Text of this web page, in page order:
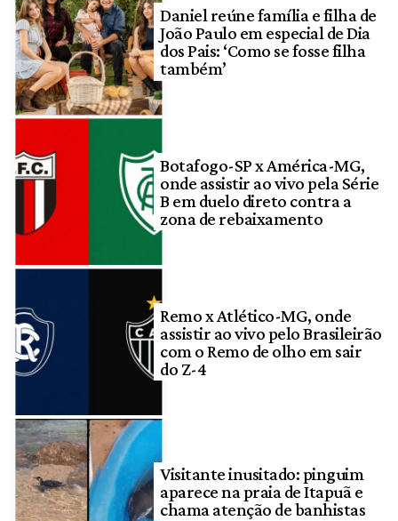
Daniel reúne família e filha de
João Paulo em especial de Dia
dos Pais: ‘Como se fosse filha
também’
Botafogo-SP x América-MG,
onde assistir ao vivo pela Série
B em duelo direto contra a
zona de rebaixamento
Remo x Atlético-MG, onde
assistir ao vivo pelo Brasileirão
com o Remo de olho em sair
do Z-4
Visitante inusitado: pinguim
aparece na praia de Itapuã e
chama atenção de banhistas